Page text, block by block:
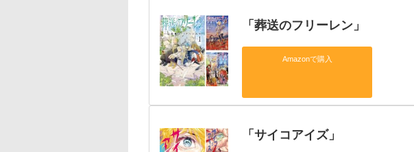
「葬送のフリーレン」
Amazonで購入
「サイコアイズ」